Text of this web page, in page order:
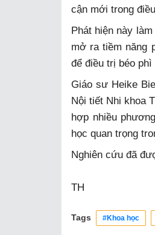
cận mới trong
Phát hiện này
mở ra tiềm năng
để điều trị béo
Giáo sư Heike
Nội tiết Nhi khoa
hợp nhiều
học quan trọng
Nghiên cứu đã
TH
Tags #Khoa học